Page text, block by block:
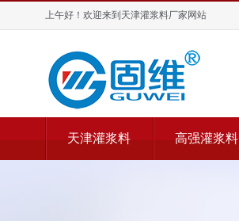
上午好！欢迎来到天津灌浆料厂家网站
天津灌浆料 高强灌浆料